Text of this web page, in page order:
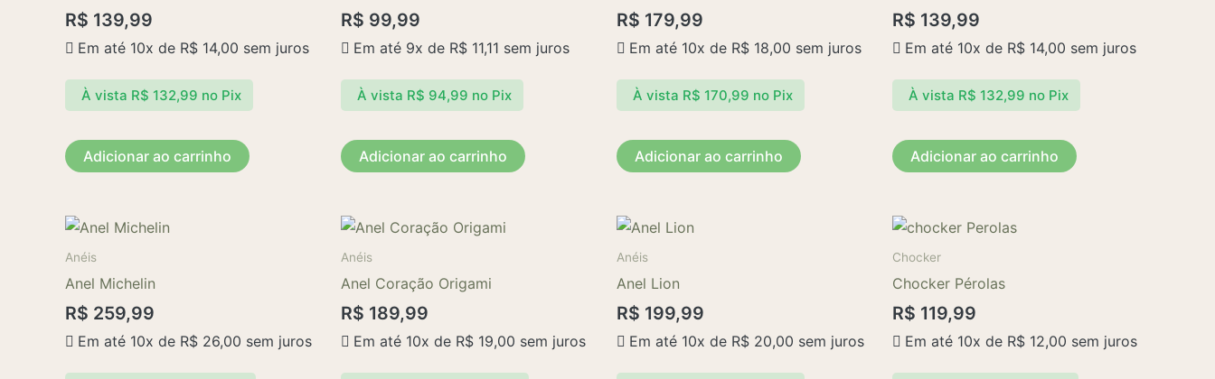
R$ 139,99
Em até 10x de R$ 14,00 sem juros
À vista R$ 132,99 no Pix
Adicionar ao carrinho
R$ 99,99
Em até 9x de R$ 11,11 sem juros
À vista R$ 94,99 no Pix
Adicionar ao carrinho
R$ 179,99
Em até 10x de R$ 18,00 sem juros
À vista R$ 170,99 no Pix
Adicionar ao carrinho
R$ 139,99
Em até 10x de R$ 14,00 sem juros
À vista R$ 132,99 no Pix
Adicionar ao carrinho
Anéis
Anel Michelin
R$ 259,99
Em até 10x de R$ 26,00 sem juros
As
Anéis
Anel Coração Origami
R$ 189,99
Em até 10x de R$ 19,00 sem juros
Anéis
Anel Lion
R$ 199,99
Em até 10x de R$ 20,00 sem juros
Chocker
Chocker Pérolas
R$ 119,99
Em até 10x de R$ 12,00 sem juros